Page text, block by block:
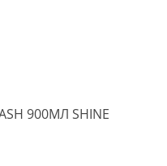
900МЛ SHINE